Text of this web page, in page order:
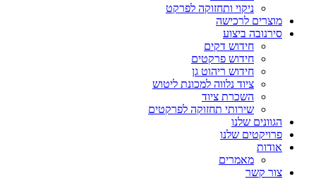
ניקוי ותחזוקה לפרקט
מוצרים לרכישה
סירנובה ביצוע
חידוש דקים
חידוש פרקטים
חידוש ריהוט גן
ציוד נלווה למכונת ליטוש
השכרת ציוד
שירותי תחזוקה לפרקטים
הגוונים שלנו
פרויקטים שלנו
אודות
מאמרים
צור קשר